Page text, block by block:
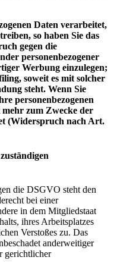
Daten verarbeitet,
so haben Sie das
gegen die
personenbezogener
Werbung einzulegen;
soweit es mit solcher
steht. Wenn Sie
personenbezogenen
zum Zwecke der
(Widerspruch nach Art.
die DSGVO steht den
bei einer
in dem Mitgliedstaat
ihres Arbeitsplatzes
Verstoßes zu. Das
anderweitiger
gerichtlicher